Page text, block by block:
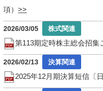
項）
2026/03/05
第113期定時株主総会招
2026/02/13
2025年12月期決算短信〔